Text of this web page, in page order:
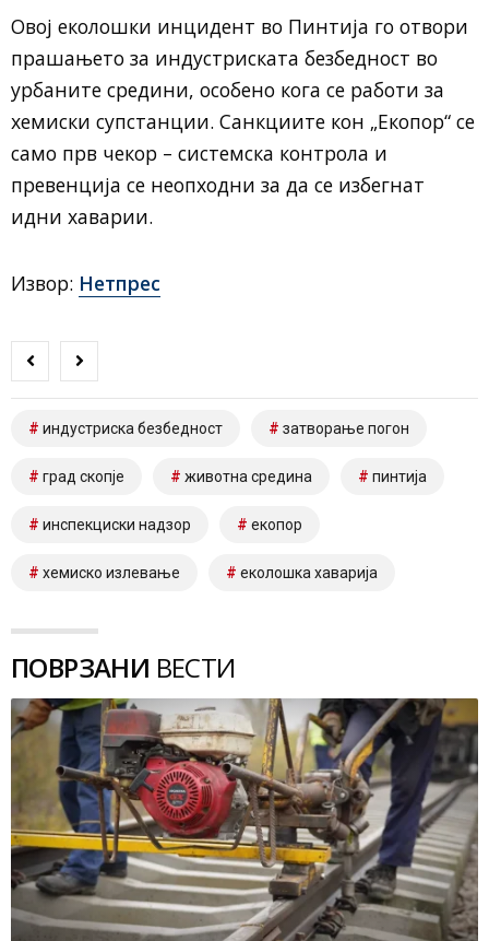
Овој еколошки инцидент во Пинтија го отвори
прашањето за индустриската безбедност во
урбаните средини, особено кога се работи за
хемиски супстанции. Санкциите кон „Екопор“ се
само прв чекор – системска контрола и
превенција се неопходни за да се избегнат
идни хаварии.
Извор: Нетпрес
индустриска безбедност затворање погон
град скопје животна средина пинтија
инспекциски надзор екопор
хемиско излевање еколошка хаварија
ПОВРЗАНИ ВЕСТИ